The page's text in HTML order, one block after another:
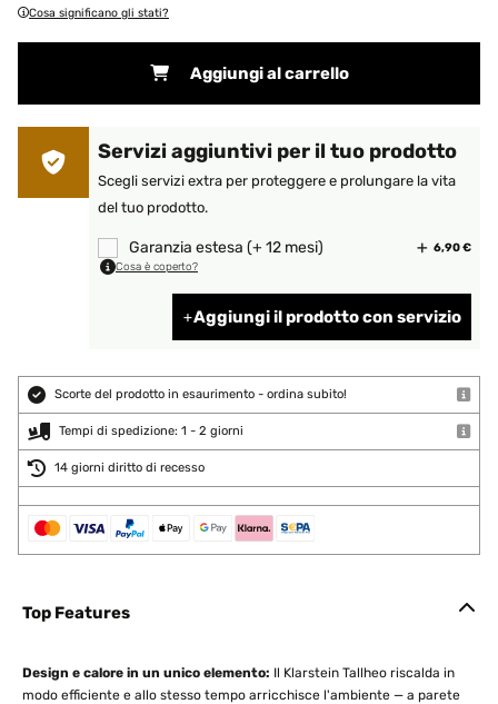
Cosa significano gli stati?
Aggiungi al carrello
Servizi aggiuntivi per il tuo prodotto
Scegli servizi extra per proteggere e prolungare la vita
del tuo prodotto.
Garanzia estesa (+ 12 mesi) 6,90 €
Cosa è coperto?
Aggiungi il prodotto con servizio
Scorte del prodotto in esaurimento - ordina subito!
Tempi di spedizione: 1 - 2 giorni
14 giorni diritto di recesso
Top Features
Design e calore in un unico elemento: Il Klarstein Tallheo riscalda in
modo efficiente e allo stesso tempo arricchisce l'ambiente — a parete